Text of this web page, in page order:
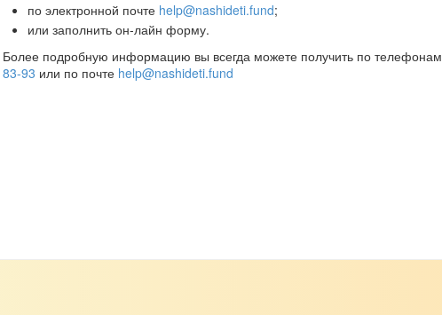
по электронной почте help@nashideti.fund;
или заполнить он-лайн форму.
Более подробную информацию вы всегда можете получить по телефонам
83-93 или по почте help@nashideti.fund